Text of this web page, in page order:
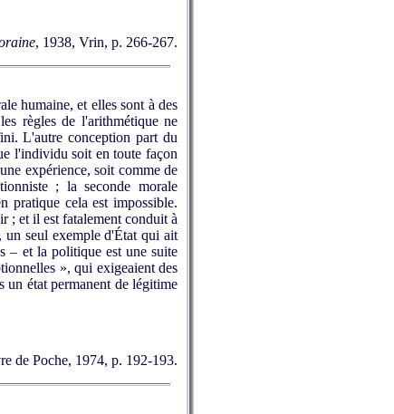
, 1938, Vrin, p. 266-267.
humaine, et elles sont à des
règles de l'arithmétique ne
L'autre conception part du
l'individu soit en toute façon
expérience, soit comme de
; la seconde morale
pratique cela est impossible.
; et il est fatalement conduit à
un seul exemple d'État qui ait
– et la politique est une suite
», qui exigeaient des
un état permanent de légitime
de Poche, 1974, p. 192-193.